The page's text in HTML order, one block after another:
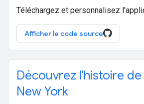
Téléchargez et personnalisez
Afficher le code source
Découvrez l'histoire de
New York